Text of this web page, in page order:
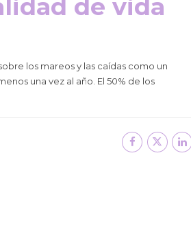
de vida
los mareos y las caídas como un
una vez al año. El 50% de los